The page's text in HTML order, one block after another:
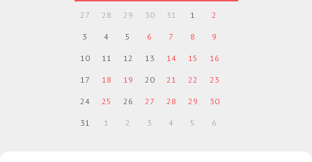
27 28 29 30 31 1 2
3 4 5 6 7 8 9
10 11 12 13 14 15 16
17 18 19 20 21 22 23
24 25 26 27 28 29 30
31 1 2 3 4 5 6